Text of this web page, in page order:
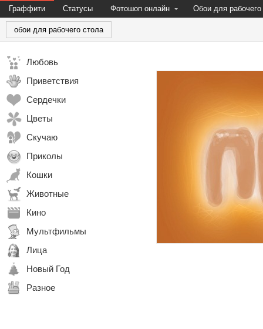
Граффити Статусы Фотошоп онлайн Обои для рабочего
обои для рабочего стола
Любовь
Приветствия
Сердечки
Цветы
Скучаю
Приколы
Кошки
Животные
Кино
Мультфильмы
Лица
Новый Год
Разное